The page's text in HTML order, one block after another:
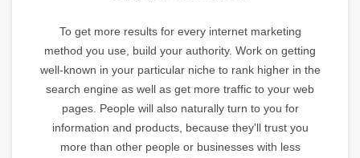
To get more results for every internet marketing
method you use, build your authority. Work on getting
well-known in your particular niche to rank higher in the
search engine as well as get more traffic to your web
pages. People will also naturally turn to you for
information and products, because they'll trust you
more than other people or businesses with less